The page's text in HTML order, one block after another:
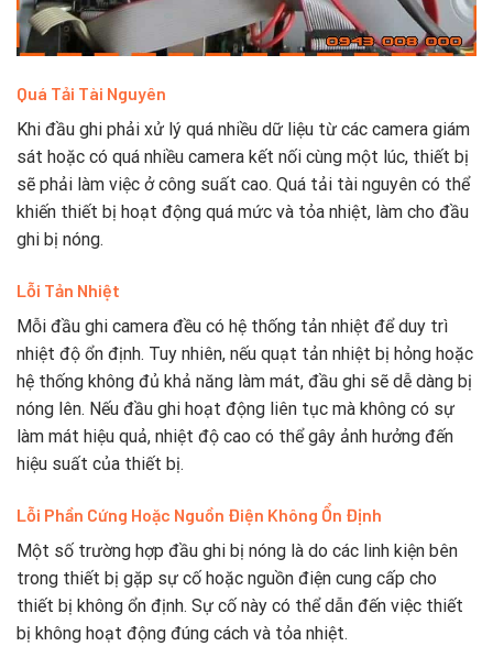
Quá Tải Tài Nguyên
Khi đầu ghi phải xử lý quá nhiều dữ liệu từ các camera giám
sát hoặc có quá nhiều camera kết nối cùng một lúc, thiết bị
sẽ phải làm việc ở công suất cao. Quá tải tài nguyên có thể
khiến thiết bị hoạt động quá mức và tỏa nhiệt, làm cho đầu
ghi bị nóng.
Lỗi Tản Nhiệt
Mỗi đầu ghi camera đều có hệ thống tản nhiệt để duy trì
nhiệt độ ổn định. Tuy nhiên, nếu quạt tản nhiệt bị hỏng hoặc
hệ thống không đủ khả năng làm mát, đầu ghi sẽ dễ dàng bị
nóng lên. Nếu đầu ghi hoạt động liên tục mà không có sự
làm mát hiệu quả, nhiệt độ cao có thể gây ảnh hưởng đến
hiệu suất của thiết bị.
Lỗi Phần Cứng Hoặc Nguồn Điện Không Ổn Định
Một số trường hợp đầu ghi bị nóng là do các linh kiện bên
trong thiết bị gặp sự cố hoặc nguồn điện cung cấp cho
thiết bị không ổn định. Sự cố này có thể dẫn đến việc thiết
bị không hoạt động đúng cách và tỏa nhiệt.